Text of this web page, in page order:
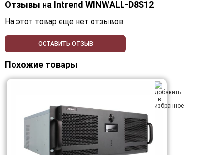
Отзывы на Intrend WINWALL-D8S12
На этот товар еще нет отзывов.
ОСТАВИТЬ ОТЗЫВ
Похожие товары